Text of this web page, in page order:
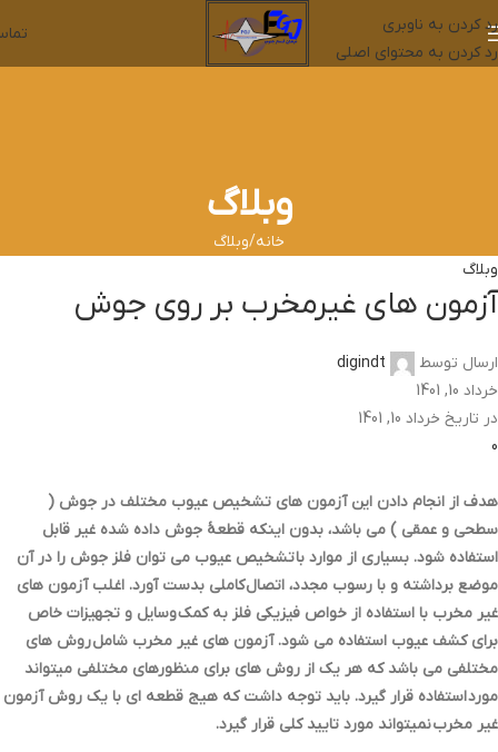
رد کردن به ناوبری
رد کردن به محتوای اصلی
وبلاگ
خانه وبلاگ
وبلاگ
آزمون های غیرمخرب بر روی جوش
ارسال توسط
digindt
خرداد 10, 1401
در تاریخ خرداد 10, 1401
0
هدف از انجام دادن این آزمون هاي تشخیص عیوب مختلف در جوش (
سطحی و عمقی ) می باشد، بدون اینکه قطعۀ جوش داده شده غیر قابل
استفاده شود. بسیاري از موارد با تشخیص عیوب می توان فلز جوش را در آن
موضع برداشته و با رسوب مجدد، اتصال کاملی بدست آورد. اغلب آزمون هاي
غیر مخرب با استفاده از خواص فیزیکی فلز به کمک وسایل و تجهیزات خاص
براي کشف عیوب استفاده می شود. آزمون هاي غیر مخرب شامل روش هاي
مختلفی می باشد که هر یک از روش هاي براي منظورهاي مختلفی میتواند
مورد استفاده قرار گیرد. باید توجه داشت که هیج قطعه اي با یک روش آزمون
غیر مخرب نمیتواند مورد تایید کلی قرار گیرد.